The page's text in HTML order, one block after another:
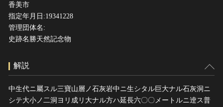
香美市
指定年月日:19341228
管理団体名:
史跡名勝天然記念物
解説
中生代ニ屬スル三寶山層ノ石灰岩中ニ生シタル巨大ナル石灰洞ニ
シテ大小ノ二洞ヨリ成リ大ナル方ハ延長六〇〇メートルニ逹ス普